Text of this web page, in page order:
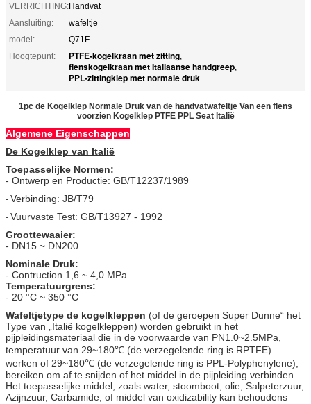
VERRICHTING:Handvat
Aansluiting:
wafeltje
model:
Q71F
Hoogtepunt:
PTFE-kogelkraan met zitting,
flenskogelkraan met Italiaanse handgreep,
PPL-zittingklep met normale druk
1pc de Kogelklep Normale Druk van de handvatwafeltje Van een flens
voorzien Kogelklep PTFE PPL Seat Italië
Algemene Eigenschappen
De Kogelklep van Italië
Toepasselijke Normen:
- Ontwerp en Productie: GB/T12237/1989
- Verbinding: JB/T79
- Vuurvaste Test: GB/T13927 - 1992
Groottewaaier:
- DN15 ~ DN200
Nominale Druk:
- Contruction 1,6 ~ 4,0 MPa
Temperatuurgrens:
- 20 °C ~ 350 °C
Wafeltjetype de kogelkleppen (of de geroepen Super Dunne“ het
Type van „Italië kogelkleppen) worden gebruikt in het
pijpleidingsmateriaal die in de voorwaarde van PN1.0~2.5MPa,
temperatuur van 29~180℃ (de verzegelende ring is RPTFE)
werken of 29~180℃ (de verzegelende ring is PPL-Polyphenylene),
bereiken om af te snijden of het middel in de pijpleiding verbinden.
Het toepasselijke middel, zoals water, stoomboot, olie, Salpeterzuur,
Azijnzuur, Carbamide, of middel van oxidizability kan behoudens